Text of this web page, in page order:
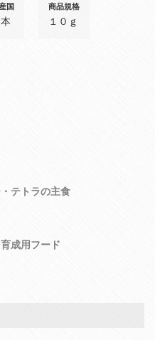
国 商品規格
１０ｇ
テトラの主食
成用フード